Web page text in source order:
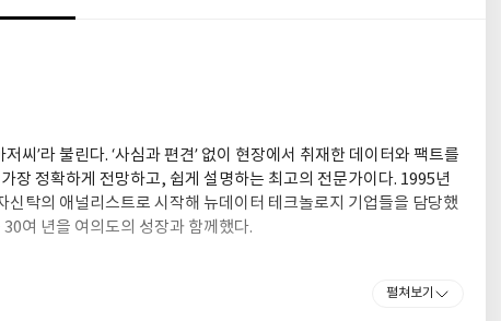
씨’라 불린다. ‘사심과 편견’ 없이 현장에서 취재한 데이터와 팩트를
장 정확하게 전망하고, 쉽게 설명하는 최고의 전문가이다. 1995년
탁의 애널리스트로 시작해 뉴데이터 테크놀로지 기업들을 담당했
여 년을 여의도의 성장과 함께했다.
. 지난날 반도체가 세계 경제의 판도를 바꾸고 대한민국을 경제대국
펼쳐보기